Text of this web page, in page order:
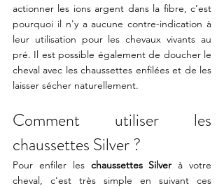
actionner les ions argent dans la fibre, c’est
pourquoi il n'y a aucune contre-indication à
leur utilisation pour les chevaux vivants au
pré. Il est possible également de doucher le
cheval avec les chaussettes enfilées et de les
laisser sécher naturellement.
Comment utiliser les
chaussettes Silver ?
Pour enfiler les chaussettes Silver à votre
cheval, c'est très simple en suivant ces